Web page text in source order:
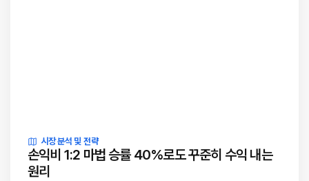
시장 분석 및 전략
손익비 1:2 마법 승률 40%로도 꾸준히 수익 내는
원리